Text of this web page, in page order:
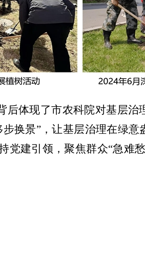
后体现了市农科院对基层
换景”，让基层治理在绿
党建引领，聚焦群众“急难